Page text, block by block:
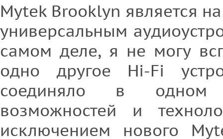
Mytek Brooklyn является
универсальным
самом деле, я не могу
одно другое Hi-Fi
соединяло в одном
возможностей и
исключением нового